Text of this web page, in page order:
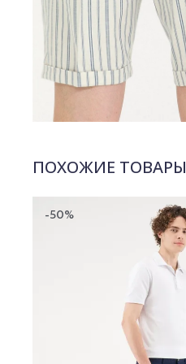
ПОХОЖИЕ ТОВАРЫ
-50%